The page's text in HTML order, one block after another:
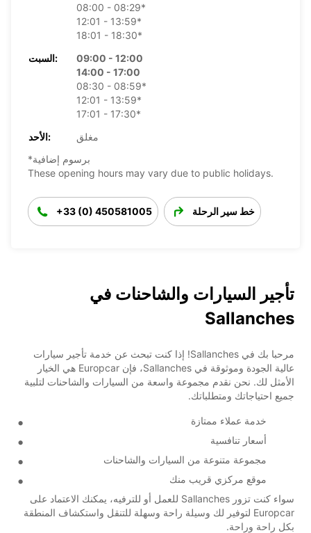
08:00 - 08:29*
12:01 - 13:59*
18:01 - 18:30*
السبت:
09:00 - 12:00
14:00 - 17:00
08:30 - 08:59*
12:01 - 13:59*
17:01 - 17:30*
الأحد:
مغلق
*برسوم إضافية
These opening hours may vary due to public holidays.
+33 (0) 450581005 خط سير الرحلة
تأجير السيارات والشاحنات في
Sallanches
مرحبا بك في Sallanches! إذا كنت تبحث عن خدمة تأجير سيارات
عالية الجودة وموثوقة في Sallanches، فإن Europcar هي الخيار
الأمثل لك. نحن نقدم مجموعة واسعة من السيارات والشاحنات لتلبية
جميع احتياجاتك ومتطلباتك.
خدمة عملاء ممتازة
أسعار تنافسية
مجموعة متنوعة من السيارات والشاحنات
موقع مركزي قريب منك
سواء كنت تزور Sallanches للعمل أو للترفيه، يمكنك الاعتماد على
Europcar لتوفير لك وسيلة راحة وسهلة للتنقل واستكشاف المنطقة
بكل راحة وراحة.